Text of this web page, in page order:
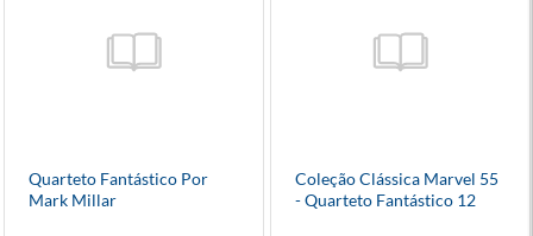
Quarteto Fantástico Por
Mark Millar
Coleção Clássica Marvel 55
- Quarteto Fantástico 12